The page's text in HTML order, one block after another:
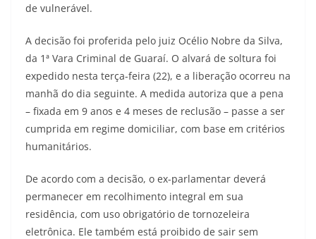
de vulnerável.
A decisão foi proferida pelo juiz Océlio Nobre da Silva,
da 1ª Vara Criminal de Guaraí. O alvará de soltura foi
expedido nesta terça-feira (22), e a liberação ocorreu na
manhã do dia seguinte. A medida autoriza que a pena
– fixada em 9 anos e 4 meses de reclusão – passe a ser
cumprida em regime domiciliar, com base em critérios
humanitários.
De acordo com a decisão, o ex-parlamentar deverá
permanecer em recolhimento integral em sua
residência, com uso obrigatório de tornozeleira
eletrônica. Ele também está proibido de sair sem